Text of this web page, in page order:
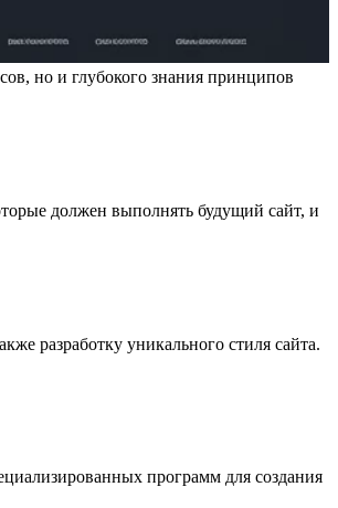
но и глубокого знания принципов
должен выполнять будущий сайт, и
разработку уникального стиля сайта.
программ для создания